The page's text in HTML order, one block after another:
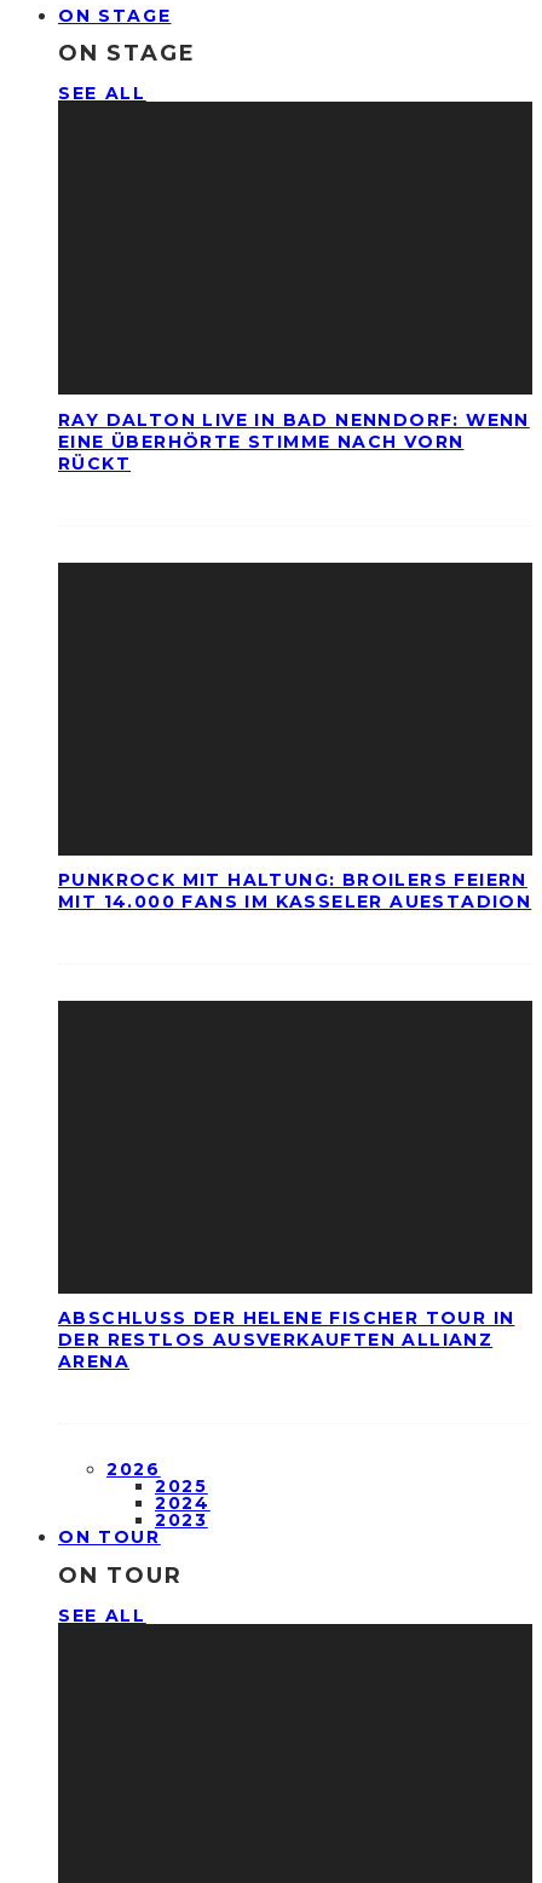
ON STAGE
ON STAGE
SEE ALL
RAY DALTON LIVE IN BAD NENNDORF: WENN
EINE ÜBERHÖRTE STIMME NACH VORN
RÜCKT
PUNKROCK MIT HALTUNG: BROILERS FEIERN
MIT 14.000 FANS IM KASSELER AUESTADION
ABSCHLUSS DER HELENE FISCHER TOUR IN
DER RESTLOS AUSVERKAUFTEN ALLIANZ
ARENA
2026
2025
2024
2023
ON TOUR
ON TOUR
SEE ALL